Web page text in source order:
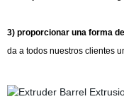
3) proporcionar una forma
da a todos nuestros clientes